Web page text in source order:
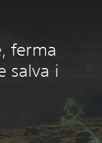
ferma
salva i